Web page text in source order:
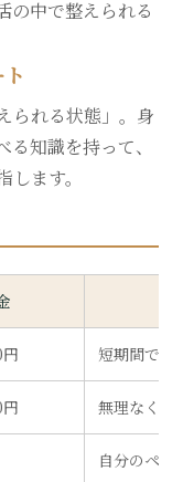
の中で整えられる
られる状態」。身
知識を持って、
ます。
短期間で集
無理なく継
自分のペー